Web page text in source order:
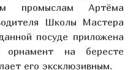
промыслам Артёма
Школы Мастера
посуде приложена
на бересте
его эксклюзивным.